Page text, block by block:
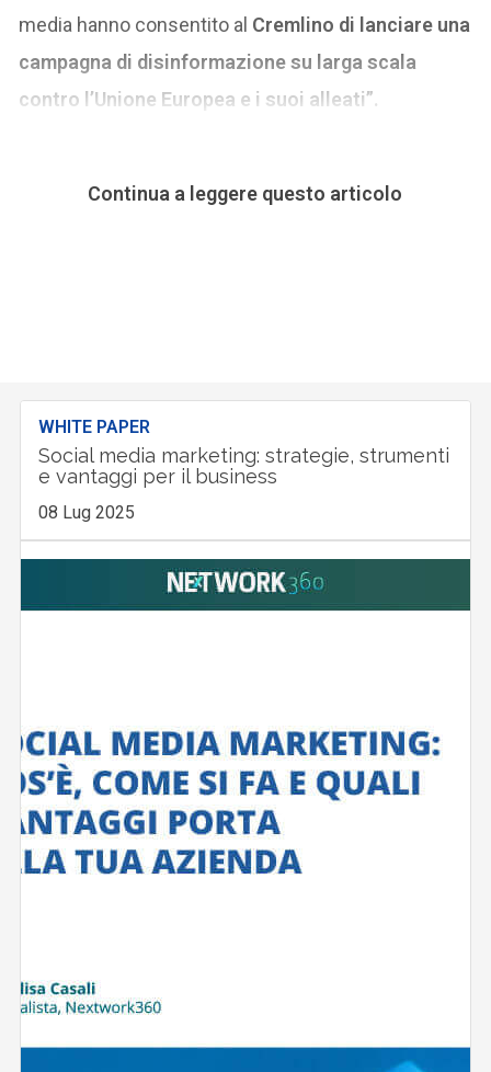
media hanno consentito al Cremlino di lanciare una
campagna di disinformazione su larga scala
contro l’Unione Europea e i suoi alleati”.
Continua a leggere questo articolo
WHITE PAPER
Social media marketing: strategie, strumenti
e vantaggi per il business
08 Lug 2025